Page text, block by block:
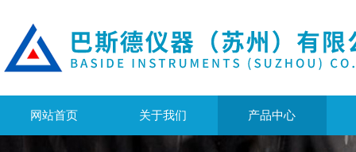
网站首页 关于我们 产品中心